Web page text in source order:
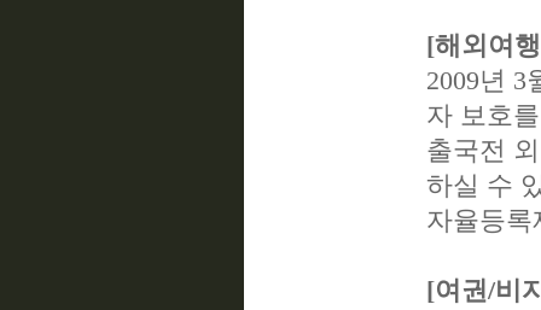
[해외여
2009년 3
자 보호
출국전
하실 수
자율등록
[여권/비